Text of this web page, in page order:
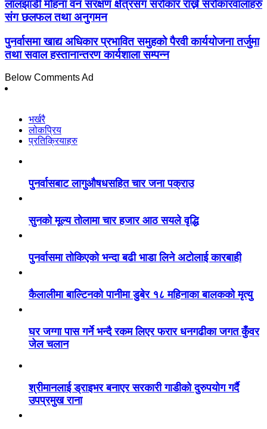
लालझाडी मोहना वन संरक्षण क्षेत्रसंग सरोकार राख्ने सरोकारवालाहरु
संग छलफल तथा अनुगमन
पुनर्वासमा खाद्य अधिकार प्रभावित समुहको पैरवी कार्ययोजना तर्जुमा
तथा सवाल हस्तानान्तरण कार्यशाला सम्पन्न
Below Comments Ad
भर्खरै
लोकप्रिय
प्रतिक्रियाहरु
पुनर्वासबाट लागुऔषधसहित चार जना पक्राउ
सुनको मूल्य तोलामा चार हजार आठ सयले वृद्धि
पुनर्वासमा तोकिएको भन्दा बढी भाडा लिने अटोलाई कारबाही
कैलालीमा बाल्टिनको पानीमा डुबेर १८ महिनाका बालकको मृत्यु
घर जग्गा पास गर्ने भन्दै रकम लिएर फरार धनगढीका जगत कुँवर
जेल चलान
श्रीमानलाई ड्राइभर बनाएर सरकारी गाडीको दुरुपयोग गर्दै
उपप्रमुख राना